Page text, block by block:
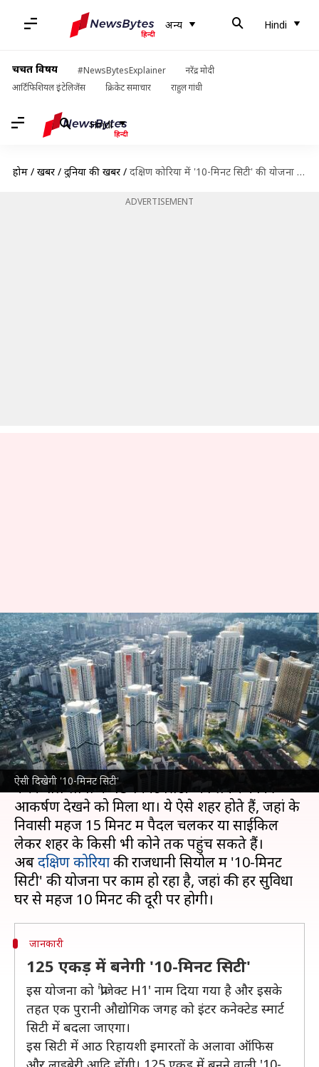
अन्य Hindi
चर्चित विषय #NewsBytesExplainer
नरेंद्र मोदी
आर्टिफिशियल इंटेलिजेंस
क्रिकेट समाचार राहुल गांधी
Hindi
होम / खबरें / दुनिया की खबरें / दक्षिण कोरिया में '10-मिनट सिटी' की योजना पर हो रहा काम, क्या होगी विशेषता?
ADVERTISEMENT
ऐसी दिखेगी '10-मिनट सिटी'
दक्षिण कोरिया में '10-मिनट सिटी' की
योजना पर हो रहा काम, क्या होगी
विशेषता?
लेखन प्रमोद कुमार Nov 24, 2021 05:01 pm
क्या है खबर?
कोरोना वायरसमहामारी के दौरान शहरों की प्लानिंग तैयार
करने वाले लोगों में '15-मिनट सिटी' को लेकर काफी
आकर्षण देखने को मिला था। ये ऐसे शहर होते हैं, जहां के
निवासी महज 15 मिनट में पैदल चलकर या साईकिल
लेकर शहर के किसी भी कोने तक पहुंच सकते हैं।
अबदक्षिण कोरियाकी राजधानी सियोल में '10-मिनट
सिटी' की योजना पर काम हो रहा है, जहां की हर सुविधा
जानकारी
125 एकड़ में बनेगी '10-मिनट सिटी'
इस योजना को 'प्रोजेक्ट H1' नाम दिया गया है और इसके
तहत एक पुरानी औद्योगिक जगह को इंटर कनेक्टेड स्मार्ट
सिटी में बदला जाएगा।
इस सिटी में आठ रिहायशी इमारतों के अलावा ऑफिस